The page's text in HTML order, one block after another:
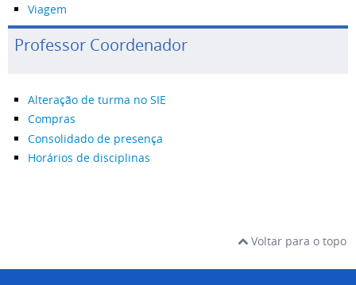
Viagem
Professor Coordenador
Alteração de turma no SIE
Compras
Consolidado de presença
Horários de disciplinas
Voltar para o topo